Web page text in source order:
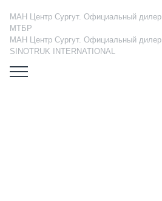
МАН Центр Сургут. Официальный дилер
МТБР
МАН Центр Сургут. Официальный дилер
SINOTRUK INTERNATIONAL